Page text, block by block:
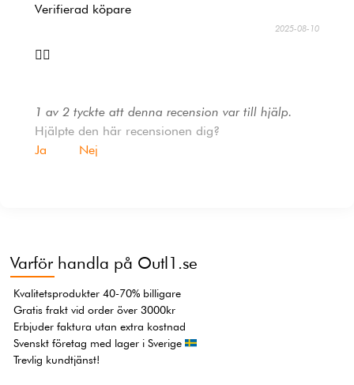
Verifierad köpare
2025-08-10
👍🏻
1 av 2 tyckte att denna recension var till hjälp.
Hjälpte den här recensionen dig?
Ja
Nej
Varför handla på Outl1.se
Kvalitetsprodukter 40-70% billigare
Gratis frakt vid order över 3000kr
Erbjuder faktura utan extra kostnad
Svenskt företag med lager i Sverige
Trevlig kundtjänst!